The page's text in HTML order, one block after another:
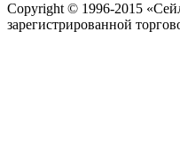
Copyright © 1996-2015
зарегистрированной